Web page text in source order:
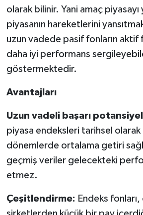
olarak bilinir. Yani amaç
piyasanın hareketlerini
uzun vadede pasif fonların aktif
daha iyi performans
göstermektedir.
Avantajları
Uzun vadeli başarı
piyasa endeksleri tarihsel olarak
dönemlerde ortalama getiri
geçmiş veriler gelecekteki
etmez.
Çeşitlendirme: Endeks